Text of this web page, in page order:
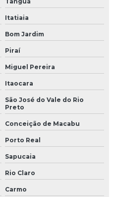
Itatiaia
Bom Jardim
Piraí
Miguel Pereira
Itaocara
São José do Vale do Rio
Preto
Conceição de Macabu
Porto Real
Sapucaia
Rio Claro
Carmo